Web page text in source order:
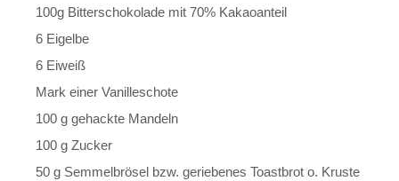
100g Bitterschokolade mit 70% Kakaoanteil
6 Eigelbe
6 Eiweiß
Mark einer Vanilleschote
100 g gehackte Mandeln
100 g Zucker
50 g Semmelbrösel bzw. geriebenes Toastbrot o. Kruste